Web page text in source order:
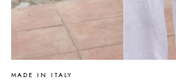
PRODUCENT
MADE IN ITALY